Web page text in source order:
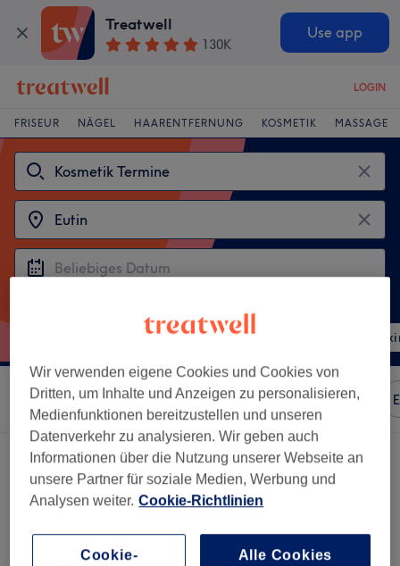
Treatwell
130K
Use app
LOGIN
FRISEUR NÄGEL HAARENTFERNUNG KOSMETIK MASSAGE
Augenbrauen & Wimpern färben
Sortieren nach Beliebiger Preis Marken Salons
2 Salons die anbieten:kosmetik termine in der Nähe von Eutin
Wir verwenden eigene Cookies und Cookies von
Dritten, um Inhalte und Anzeigen zu personalisieren,
Medienfunktionen bereitzustellen und unseren
Datenverkehr zu analysieren. Wir geben auch
Informationen über die Nutzung unserer Webseite an
unsere Partner für soziale Medien, Werbung und
Analysen weiter. Cookie-Richtlinien
Cookie-
Alle Cookies